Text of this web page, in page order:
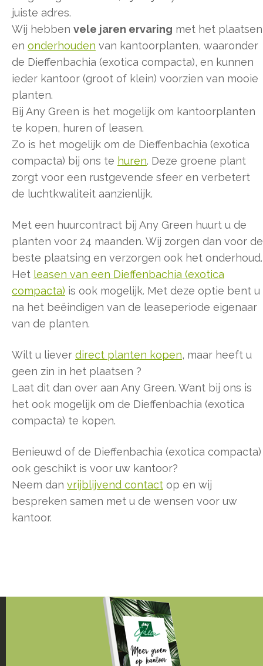
juiste adres.
Wij hebben vele jaren ervaring met het plaatsen
en onderhouden van kantoorplanten, waaronder
de Dieffenbachia (exotica compacta), en kunnen
ieder kantoor (groot of klein) voorzien van mooie
planten.
Bij Any Green is het mogelijk om kantoorplanten
te kopen, huren of leasen.
Zo is het mogelijk om de Dieffenbachia (exotica
compacta) bij ons te huren. Deze groene plant
zorgt voor een rustgevende sfeer en verbetert
de luchtkwaliteit aanzienlijk.
Met een huurcontract bij Any Green huurt u de
planten voor 24 maanden. Wij zorgen dan voor de
beste plaatsing en verzorgen ook het onderhoud.
Het leasen van een Dieffenbachia (exotica
compacta) is ook mogelijk. Met deze optie bent u
na het beëindigen van de leaseperiode eigenaar
van de planten.
Wilt u liever direct planten kopen, maar heeft u
geen zin in het plaatsen ?
Laat dit dan over aan Any Green. Want bij ons is
het ook mogelijk om de Dieffenbachia (exotica
compacta) te kopen.
Benieuwd of de Dieffenbachia (exotica compacta)
ook geschikt is voor uw kantoor?
Neem dan vrijblijvend contact op en wij
bespreken samen met u de wensen voor uw
kantoor.